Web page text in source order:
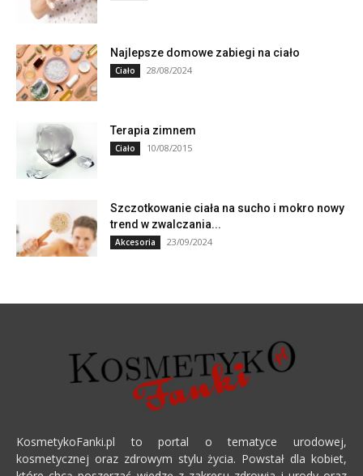
Najlepsze domowe zabiegi na ciało
Ciało 28/08/2024
Terapia zimnem
Ciało 10/08/2015
Szczotkowanie ciała na sucho i mokro nowy
trend w zwalczania...
Akcesoria 23/09/2024
KosmetykoFanki.pl to portal o tematyce urodowej,
kosmetycznej oraz zdrowym stylu życia. Powstał dla kobiet,